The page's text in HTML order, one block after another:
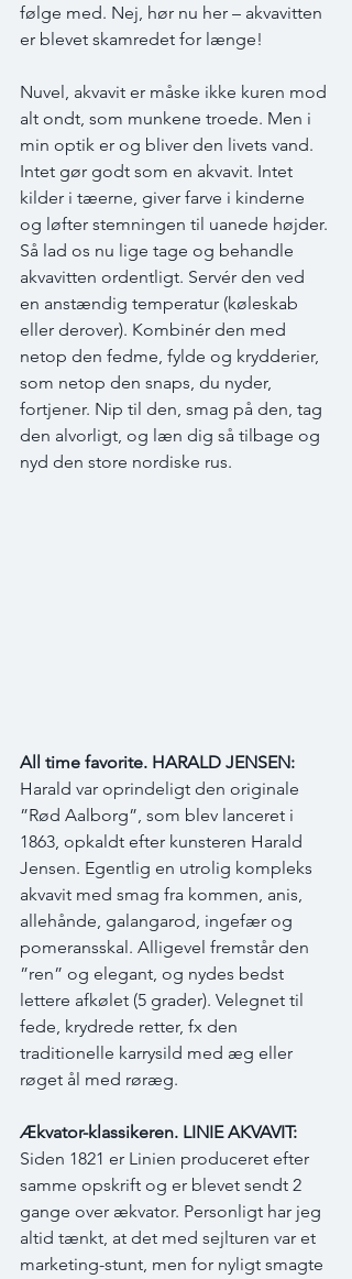
følge med. Nej, hør nu her – akvavitten
er blevet skamredet for længe!
Nuvel, akvavit er måske ikke kuren mod
alt ondt, som munkene troede. Men i
min optik er og bliver den livets vand.
Intet gør godt som en akvavit. Intet
kilder i tæerne, giver farve i kinderne
og løfter stemningen til uanede højder.
Så lad os nu lige tage og behandle
akvavitten ordentligt. Servér den ved
en anstændig temperatur (køleskab
eller derover). Kombinér den med
netop den fedme, fylde og krydderier,
som netop den snaps, du nyder,
fortjener. Nip til den, smag på den, tag
den alvorligt, og læn dig så tilbage og
nyd den store nordiske rus.
All time favorite. HARALD JENSEN:
Harald var oprindeligt den originale
”Rød Aalborg”, som blev lanceret i
1863, opkaldt efter kunsteren Harald
Jensen. Egentlig en utrolig kompleks
akvavit med smag fra kommen, anis,
allehånde, galangarod, ingefær og
pomeransskal. Alligevel fremstår den
”ren” og elegant, og nydes bedst
lettere afkølet (5 grader). Velegnet til
fede, krydrede retter, fx den
traditionelle karrysild med æg eller
røget ål med røræg.
Ækvator-klassikeren. LINIE AKVAVIT:
Siden 1821 er Linien produceret efter
samme opskrift og er blevet sendt 2
gange over ækvator. Personligt har jeg
altid tænkt, at det med sejlturen var et
marketing-stunt, men for nyligt smagte